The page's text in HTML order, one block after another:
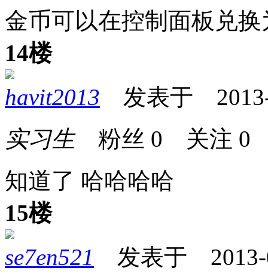
金币可以在控制面板兑
14楼
havit2013 发表于 2013-
实习生粉丝 0 关注 0
知道了 哈哈哈哈
15楼
se7en521
发表于 2013-